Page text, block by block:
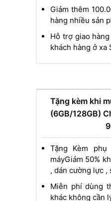
Giảm thêm
hàng nhiều sản
Hỗ trợ giao
khách hàng ở xa
Tặng kèm khi
(6GB/128GB)
Tặng Kèm
máyGiảm 50%
, dán cường lực ,
Miễn phí dùng
khác không cần